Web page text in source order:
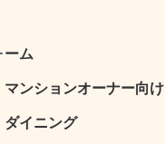
ーム
マンションオーナー向け
ダイニング